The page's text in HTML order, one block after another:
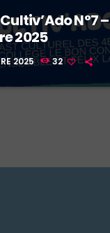
N°7 –
2025
2025 32